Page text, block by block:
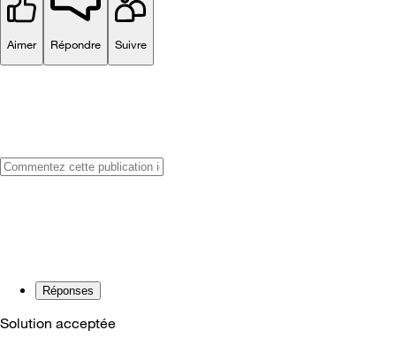
Aimer Répondre Suivre
Réponses
Solution acceptée